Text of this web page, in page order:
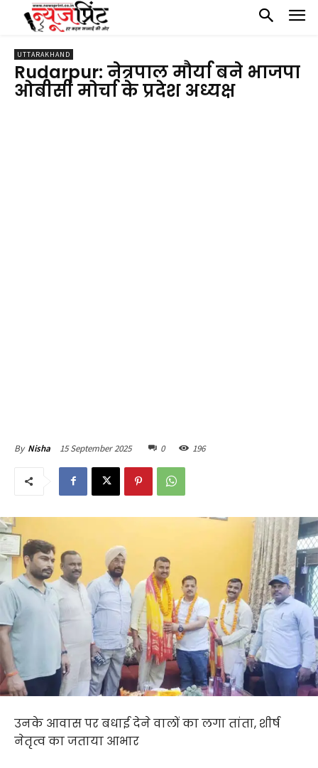
UTTARAKHAND
Rudarpur: नेत्रपाल मौर्या बने भाजपा
ओबीसी मोर्चा के प्रदेश अध्यक्ष
By Nisha 15 September 2025 0 196
उनके आवास पर बधाई देने वालों का लगा तांता, शीर्ष
नेतृत्व का जताया आभार